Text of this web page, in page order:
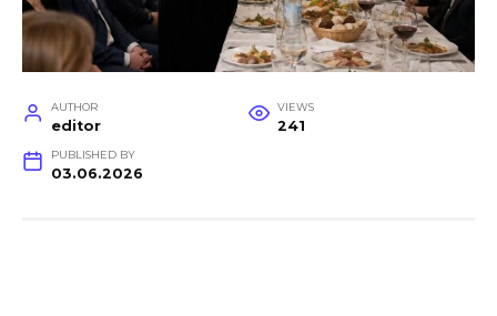
AUTHOR
editor
VIEWS
241
PUBLISHED BY
03.06.2026